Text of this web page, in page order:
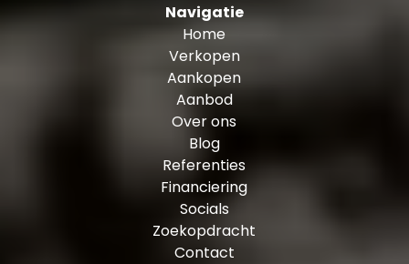
Navigatie
Home
Verkopen
Aankopen
Aanbod
Over ons
Blog
Referenties
Financiering
Socials
Zoekopdracht
Contact